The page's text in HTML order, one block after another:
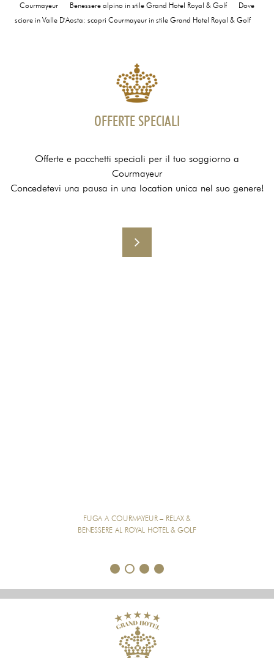
Courmayeur
Benessere alpino in stile Grand Hotel Royal & Golf
Dove
sciare in Valle D'Aosta: scopri Courmayeur in stile Grand Hotel Royal & Golf
OFFERTE SPECIALI
Offerte e pacchetti speciali per il tuo soggiorno a
Courmayeur
Concedetevi una pausa in una location unica nel suo genere!
FUGA A COURMAYEUR – RELAX &
BENESSERE AL ROYAL HOTEL & GOLF
2